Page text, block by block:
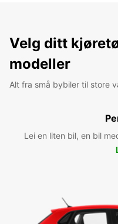
Velg ditt
modeller
Alt fra små bybiler til store
Lei en liten bil, en bil